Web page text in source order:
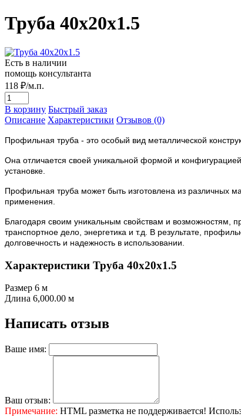
Труба 40х20х1.5
Есть в наличии
помощь консультанта
118 ₽/м.п.
В корзину Быстрый заказ
Описание Характеристики Отзывов (0)
Профильная труба - это особый вид металлической
Она отличается своей уникальной формой и
установке.
Профильная труба может быть изготовлена из различных
применения.
Благодаря своим уникальным свойствам и возможностям,
транспортное дело, энергетика и т.д. В результате,
долговечность и надежность в использовании.
Характеристики Труба 40х20х1.5
Размер 6 м
Длина 6,000.00 м
Написать отзыв
Ваше имя:
Ваш отзыв:
Примечание: HTML разметка не поддерживается!